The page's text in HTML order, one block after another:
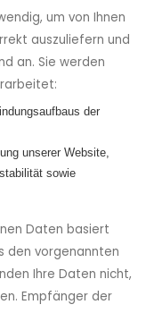
um von Ihnen
auszuliefern und
an. Sie werden
der
unserer Website,
sowie
Daten basiert
den vorgenannten
Ihre Daten nicht,
Empfänger der